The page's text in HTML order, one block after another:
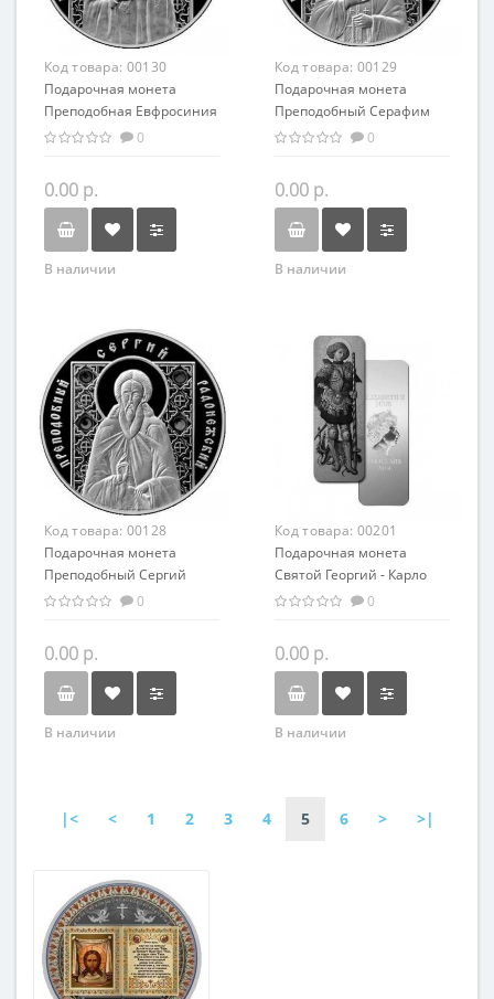
Код товара: 00130
Подарочная монета
Преподобная Евфросиния
Полоцкая серебро 20.00 гр
0
0.00 р.
В наличии
Код товара: 00129
Подарочная монета
Преподобный Серафим
Саровский серебро 20.00
0
0.00 р.
В наличии
Код товара: 00128
Подарочная монета
Преподобный Сергий
Радонежский серебро
0
0.00 р.
В наличии
Код товара: 00201
Подарочная монета
Святой Георгий - Карло
Кривелли серебро 62.20 гр
0
0.00 р.
В наличии
|< < 1 2 3 4 5 6 > >|